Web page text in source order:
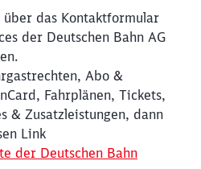
das Kontaktformular
der Deutschen Bahn AG
Abo &
Fahrplänen, Tickets,
& Zusatzleistungen, dann
Link
der Deutschen Bahn
weitergeleitet
Weiter